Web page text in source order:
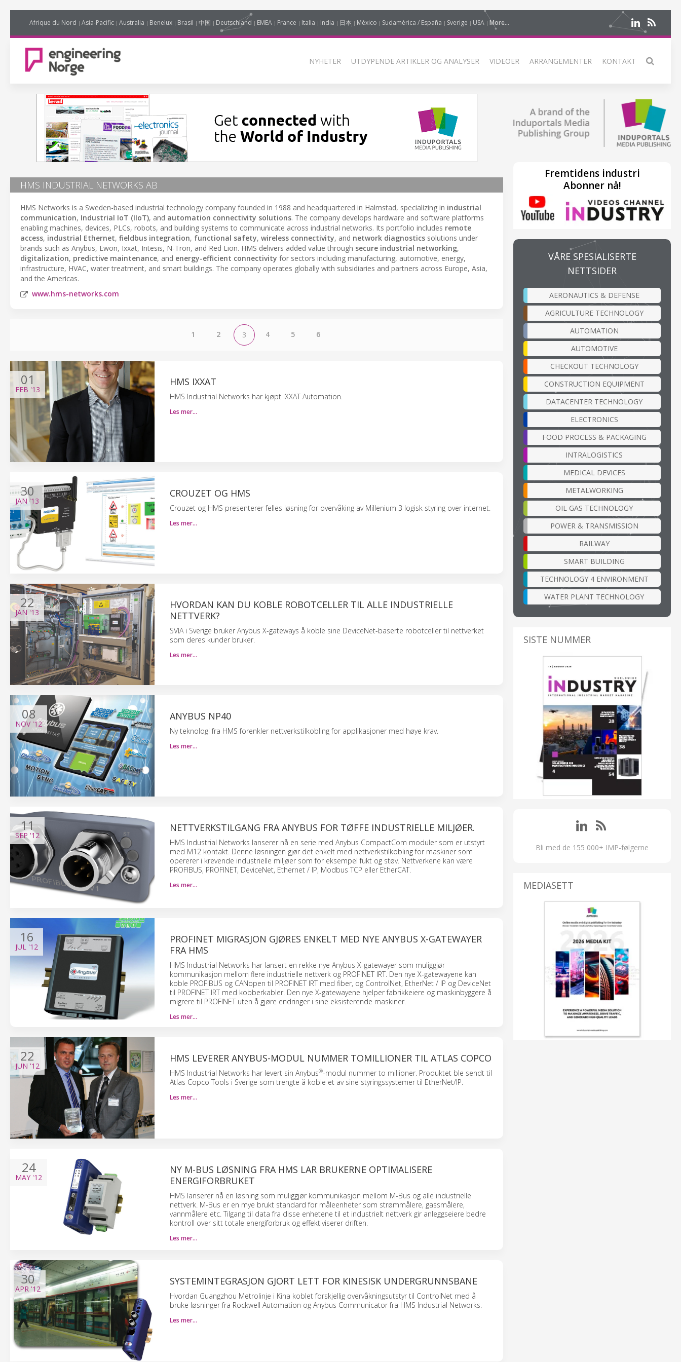
Afrique du Nord Asia-Pacific Australia Benelux Brasil 中国 Deutschland EMEA France Italia India 日本 México Sudamérica / España Sverige USA More...
NYHETER UTDYPENDE ARTIKLER OG ANALYSER VIDEOER ARRANGEMENTER KONTAKT
HMS INDUSTRIAL NETWORKS AB
HMS Networks is a Sweden-based industrial technology company founded in 1988 and headquartered in Halmstad, specializing in industrial
communication, Industrial IoT (IIoT), and automation connectivity solutions. The company develops hardware and software platforms
enabling machines, devices, PLCs, robots, and building systems to communicate across industrial networks. Its portfolio includes remote
access, industrial Ethernet, fieldbus integration, functional safety, wireless connectivity, and network diagnostics solutions under
brands such as Anybus, Ewon, Ixxat, Intesis, N-Tron, and Red Lion. HMS delivers added value through secure industrial networking,
digitalization, predictive maintenance, and energy-efficient connectivity for sectors including manufacturing, automotive, energy,
infrastructure, HVAC, water treatment, and smart buildings. The company operates globally with subsidiaries and partners across Europe, Asia,
and the Americas.
www.hms-networks.com
1 2 3 4 5 6
01
FEB '13
HMS IXXAT
HMS Industrial Networks har kjøpt IXXAT Automation.
Les mer…
30
JAN '13
CROUZET OG HMS
Crouzet og HMS presenterer felles løsning for overvåking av Millenium 3 logisk styring over internet.
Les mer…
22
JAN '13
HVORDAN KAN DU KOBLE ROBOTCELLER TIL ALLE INDUSTRIELLE
NETTVERK?
SVIA i Sverige bruker Anybus X-gateways å koble sine DeviceNet-baserte robotceller til nettverket
som deres kunder bruker.
Les mer…
08
NOV'12
ANYBUS NP40
Ny teknologi fra HMS forenkler nettverkstilkobling for applikasjoner med høye krav.
Les mer…
11
SEP '12
NETTVERKSTILGANG FRA ANYBUS FOR TØFFE INDUSTRIELLE MILJØER.
HMS Industrial Networks lanserer nå en serie med Anybus CompactCom moduler som er utstyrt
med M12 kontakt. Denne løsningen gjør det enkelt med nettverkstilkobling for maskiner som
opererer i krevende industrielle miljøer som for eksempel fukt og støv. Nettverkene kan være
PROFIBUS, PROFINET, DeviceNet, Ethernet / IP, Modbus TCP eller EtherCAT.
Les mer…
16
JUL '12
PROFINET MIGRASJON GJØRES ENKELT MED NYE ANYBUS X-GATEWAYER
FRA HMS
HMS Industrial Networks har lansert en rekke nye Anybus X-gatewayer som muliggjør
kommunikasjon mellom flere industrielle nettverk og PROFINET IRT. Den nye X-gatewayene kan
koble PROFIBUS og CANopen til PROFINET IRT med fiber, og ControlNet, EtherNet / IP og DeviceNet
til PROFINET IRT med kobberkabler. Den nye X-gatewayene hjelper fabrikkeiere og maskinbyggere å
migrere til PROFINET uten å gjøre endringer i sine eksisterende maskiner.
Les mer…
22
JUN '12
HMS LEVERER ANYBUS-MODUL NUMMER TOMILLIONER TIL ATLAS COPCO
HMS Industrial Networks har levert sin Anybus®-modul nummer to millioner. Produktet ble sendt til
Atlas Copco Tools i Sverige som trengte å koble et av sine styringssystemer til EtherNet/IP.
Les mer…
24
MAY '12
NY M-BUS LØSNING FRA HMS LAR BRUKERNE OPTIMALISERE
ENERGIFORBRUKET
HMS lanserer nå en løsning som muliggjør kommunikasjon mellom M-Bus og alle industrielle
nettverk. M-Bus er en mye brukt standard for måleenheter som strømmålere, gassmålere,
vannmålere etc. Tilgang til data fra disse enhetene til et industrielt nettverk gir anleggseiere bedre
kontroll over sitt totale energiforbruk og effektiviserer driften.
Les mer…
30
APR '12
SYSTEMINTEGRASJON GJORT LETT FOR KINESISK UNDERGRUNNSBANE
Hvordan Guangzhou Metrolinje i Kina koblet forskjellig overvåkningsutstyr til ControlNet med å
bruke løsninger fra Rockwell Automation og Anybus Communicator fra HMS Industrial Networks.
Les mer…
Fremtidens industri
Abonner nå!
VÅRE SPESIALISERTE
NETTSIDER
AERONAUTICS & DEFENSE
AGRICULTURE TECHNOLOGY
AUTOMATION
AUTOMOTIVE
CHECKOUT TECHNOLOGY
CONSTRUCTION EQUIPMENT
DATACENTER TECHNOLOGY
ELECTRONICS
FOOD PROCESS & PACKAGING
INTRALOGISTICS
MEDICAL DEVICES
METALWORKING
OIL GAS TECHNOLOGY
POWER & TRANSMISSION
RAILWAY
SMART BUILDING
TECHNOLOGY 4 ENVIRONMENT
WATER PLANT TECHNOLOGY
SISTE NUMMER
Bli med de 155 000+ IMP-følgerne
MEDIASETT